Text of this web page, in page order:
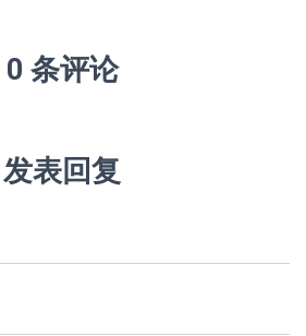
0 条评论
发表回复